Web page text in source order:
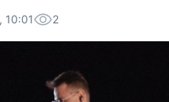
10:01 2